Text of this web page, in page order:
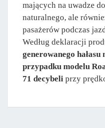
mających na uwadze
naturalnego, ale
pasażerów podczas
Według deklaracji
generowanego
przypadku modelu
71 decybeli przy